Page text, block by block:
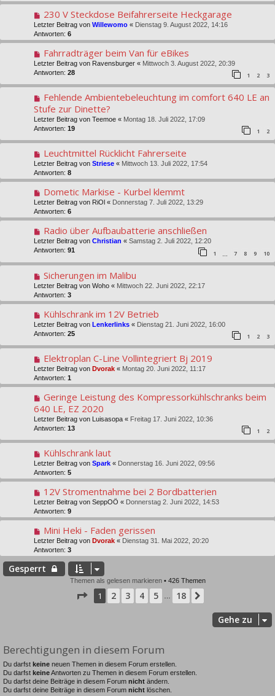
230 V Steckdose Beifahrerseite Heckgarage
Letzter Beitrag von Willewomo « Dienstag 9. August 2022, 14:16
Antworten: 6
Fahrradträger beim Van für eBikes
Letzter Beitrag von Ravensburger « Mittwoch 3. August 2022, 20:39
Antworten: 28 1 2 3
Fehlende Ambientebeleuchtung im comfort 640 LE an
Stufe zur Dinette?
Letzter Beitrag von Teemoe « Montag 18. Juli 2022, 17:09
Antworten: 19 1 2
Leuchtmittel Rücklicht Fahrerseite
Letzter Beitrag von Striese « Mittwoch 13. Juli 2022, 17:54
Antworten: 8
Dometic Markise - Kurbel klemmt
Letzter Beitrag von RiOl « Donnerstag 7. Juli 2022, 13:29
Antworten: 6
Radio über Aufbaubatterie anschließen
Letzter Beitrag von Christian « Samstag 2. Juli 2022, 12:20
Antworten: 91 1 7 8 9 10
Sicherungen im Malibu
Letzter Beitrag von Woho « Mittwoch 22. Juni 2022, 22:17
Antworten: 3
Kühlschrank im 12V Betrieb
Letzter Beitrag von Lenkerlinks « Dienstag 21. Juni 2022, 16:00
Antworten: 25 1 2 3
Elektroplan C-Line Vollintegriert Bj 2019
Letzter Beitrag von Dvorak « Montag 20. Juni 2022, 11:17
Antworten: 1
Geringe Leistung des Kompressorkühlschranks beim
640 LE, EZ 2020
Letzter Beitrag von Luisasopa « Freitag 17. Juni 2022, 10:36
Antworten: 13 1 2
Kühlschrank laut
Letzter Beitrag von Spark « Donnerstag 16. Juni 2022, 09:56
Antworten: 5
12V Stromentnahme bei 2 Bordbatterien
Letzter Beitrag von SeppOÖ « Donnerstag 2. Juni 2022, 14:53
Antworten: 9
Mini Heki - Faden gerissen
Letzter Beitrag von Dvorak « Dienstag 31. Mai 2022, 20:20
Antworten: 3
Gesperrt
Themen als gelesen markieren• 426 Themen
Seite 1 von 18
1 2 3 4 5 18
Gehe zu
Berechtigungen in diesem Forum
Du darfst keine neuen Themen in diesem Forum erstellen.
Du darfst keineAntworten zu Themen in diesem Forum erstellen.
Du darfst deine Beiträge in diesem Forum nicht ändern.
Du darfst deine Beiträge in diesem Forum nicht löschen.